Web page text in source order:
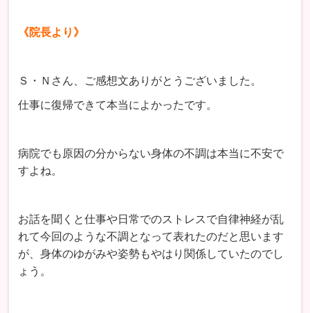
《院長より》
Ｓ・Ｎさん、ご感想文ありがとうございました。
仕事に復帰できて本当によかったです。
病院でも原因の分からない身体の不調は本当に不安で
すよね。
お話を聞くと仕事や日常でのストレスで自律神経が乱
れて今回のような不調となって表れたのだと思います
が、身体のゆがみや姿勢もやはり関係していたのでし
ょう。